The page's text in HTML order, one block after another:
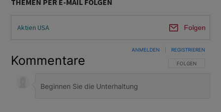
THEMEN PER E-MAIL FOLGEN
Aktien USA Folgen
Kommentare FOLGE DIESER
FOLGEN
ANMELDEN REGISTRIEREN